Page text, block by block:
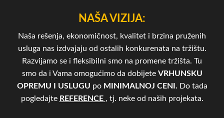
NAŠA VIZIJA:
Naša rešenja, ekonomičnost, kvalitet i brzina pruženih
usluga nas izdvajaju od ostalih konkurenata na tržištu.
Razvijamo se i fleksibilni smo na promene tržišta. Tu
smo da i Vama omogućimo da dobijete VRHUNSKU
OPREMU I USLUGU po MINIMALNOJ CENI. Do tada
pogledajte REFERENCE , tj. neke od naših projekata.